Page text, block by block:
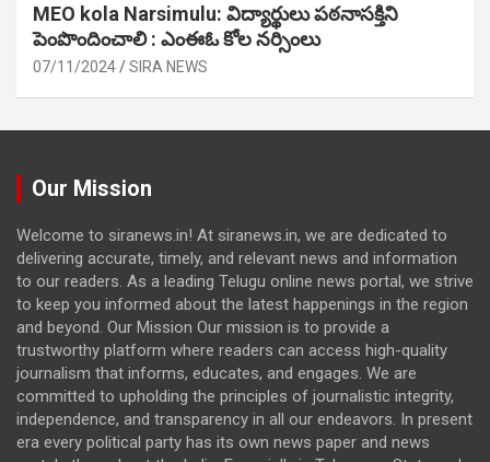
MEO kola Narsimulu: విద్యార్థులు పఠ‌నాసక్తిని
పెంపొందించాలి : ఎంఈఓ కోల నర్సింలు
07/11/2024 SIRA NEWS
Our Mission
Welcome to siranews.in! At siranews.in, we are dedicated to
delivering accurate, timely, and relevant news and information
to our readers. As a leading Telugu online news portal, we strive
to keep you informed about the latest happenings in the region
and beyond. Our Mission Our mission is to provide a
trustworthy platform where readers can access high-quality
journalism that informs, educates, and engages. We are
committed to upholding the principles of journalistic integrity,
independence, and transparency in all our endeavors. In present
era every political party has its own news paper and news